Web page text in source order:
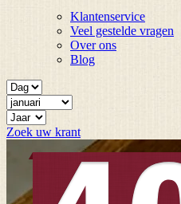
Klantenservice
Veel gestelde vragen
Over ons
Blog
Zoek uw krant